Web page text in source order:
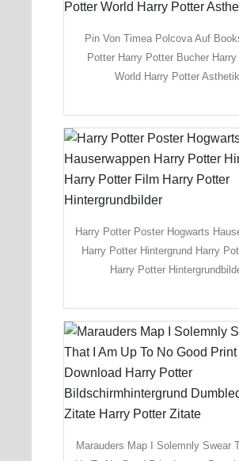
Pin Von Timea Polcova Auf
Potter Harry Potter Bucher
World Harry Potter Asthetik
Harry Potter Poster Hogwarts
Harry Potter Hintergrund Harry
Harry Potter
Marauders Map I Solemnly Swear